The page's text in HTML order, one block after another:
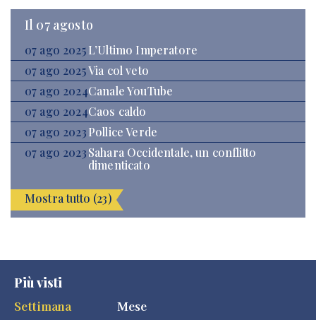
Il 07 agosto
07 ago 2025 L’Ultimo Imperatore
07 ago 2025Via col veto
07 ago 2024Canale YouTube
07 ago 2024Caos caldo
07 ago 2023Pollice Verde
07 ago 2023Sahara Occidentale, un conflitto
dimenticato
Mostra tutto (23)
Più visti
Settimana
Mese